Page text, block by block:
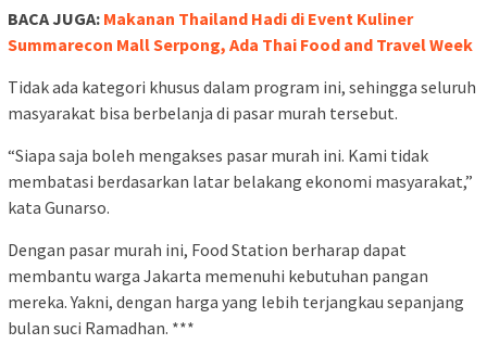
BACA JUGA: Makanan Thailand Hadi di Event Kuliner
Summarecon Mall Serpong, Ada Thai Food and Travel Week
Tidak ada kategori khusus dalam program ini, sehingga seluruh
masyarakat bisa berbelanja di pasar murah tersebut.
“Siapa saja boleh mengakses pasar murah ini. Kami tidak
membatasi berdasarkan latar belakang ekonomi masyarakat,”
kata Gunarso.
Dengan pasar murah ini, Food Station berharap dapat
membantu warga Jakarta memenuhi kebutuhan pangan
mereka. Yakni, dengan harga yang lebih terjangkau sepanjang
bulan suci Ramadhan. ***